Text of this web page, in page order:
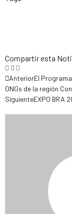
Compartir esta
AnteriorEl
ONGs de la región
SiguienteEXPO BRA